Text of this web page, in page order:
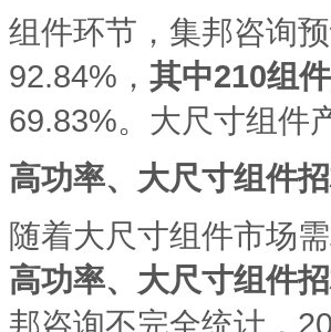
组件环节，集邦咨询
92.84%， 其中210组
69.83%。大尺寸组件
高功率、大尺寸组件
随着大尺寸组件市场
高功率、大尺寸组件
邦咨询不完全统计，